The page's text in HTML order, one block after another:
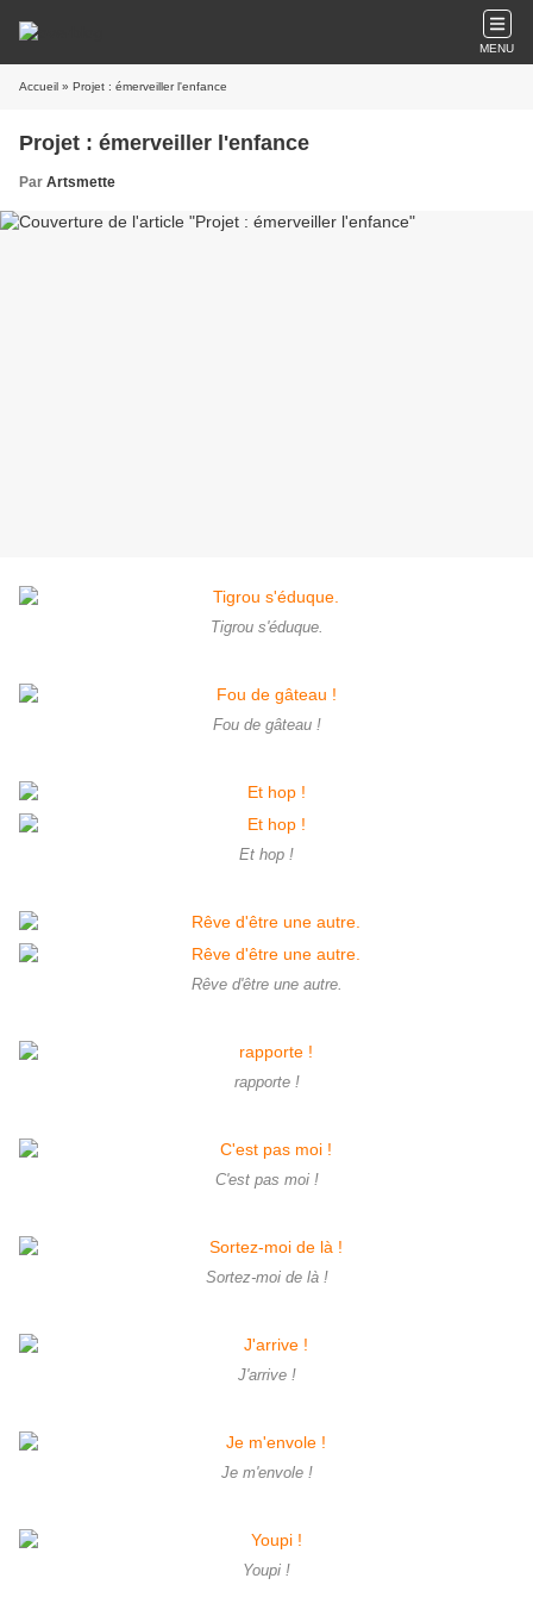
MENU
Accueil » Projet : émerveiller l'enfance
Projet : émerveiller l'enfance
Par Artsmette
Tigrou s'éduque.
Fou de gâteau !
Et hop !
Rêve d'être une autre.
rapporte !
C'est pas moi !
Sortez-moi de là !
J'arrive !
Je m'envole !
Youpi !